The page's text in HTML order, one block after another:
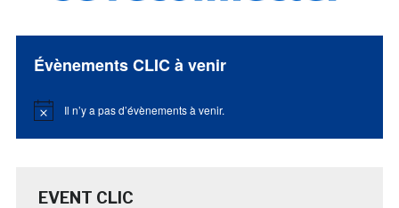
Évènements CLIC à venir
Notice Il n’y a pas d’évènements à venir.
EVENT CLIC